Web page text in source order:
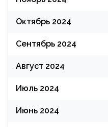
Октябрь 2024
Сентябрь 2024
Август 2024
Июль 2024
Июнь 2024